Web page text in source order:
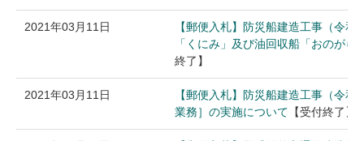
2021年03月11日
【郵便入札】防災船建造工事（令
「くにみ」及び油回収船「おのがら
終了】
2021年03月11日
【郵便入札】防災船建造工事（令
業務］の実施について 【受付終了】